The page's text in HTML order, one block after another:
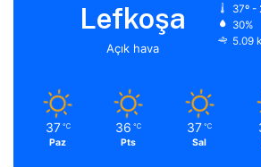
Lefkoşa
Açık hava
37º -
30%
5.09
37 ℃
Paz
36 ℃
Pts
37 ℃
Sal